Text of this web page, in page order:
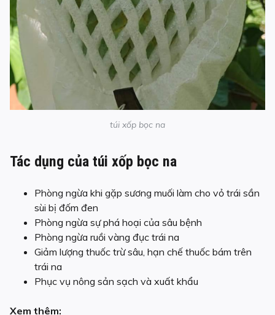
túi xốp bọc na
Tác dụng của túi xốp bọc na
Phòng ngừa khi gặp sương muối làm cho vỏ trái sần
sùi bị đốm đen
Phòng ngừa sự phá hoại của sâu bệnh
Phòng ngừa ruồi vàng đục trái na
Giảm lượng thuốc trừ sâu, hạn chế thuốc bám trên
trái na
Phục vụ nông sản sạch và xuất khẩu
Xem thêm: